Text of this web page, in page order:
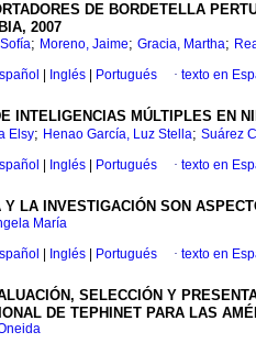
DE BORDETELLA
2007
; Moreno, Jaime; Gracia, Martha;
Inglés Portugués · texto en
INTELIGENCIAS MÚLTIPLES EN
Elsy; Henao García, Luz Stella; Suárez
Inglés Portugués · texto en
Y LA INVESTIGACIÓN SON
María
Inglés Portugués · texto en
SELECCIÓN Y
DE TEPHINET PARA LAS